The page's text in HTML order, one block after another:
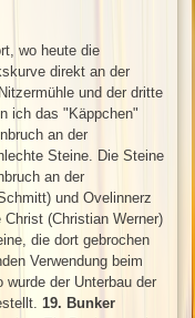
wo heute die
direkt an der
und der dritte
ich das "Käppchen"
an der
Steine. Die Steine
an der
und Ovelinnerz
(Christian Werner)
die dort gebrochen
Verwendung beim
der Unterbau der
19. Bunker